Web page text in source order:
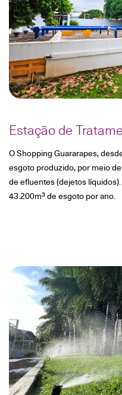
Estação de
O Shopping Guararapes,
esgoto produzido, por meio
de efluentes (dejetos
43.200m³ de esgoto por ano.